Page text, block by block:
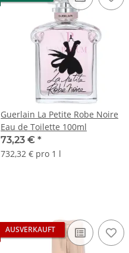
Guerlain La Petite Robe Noire
Eau de Toilette 100ml
73,23 € *
732,32 € pro 1 l
AUSVERKAUFT